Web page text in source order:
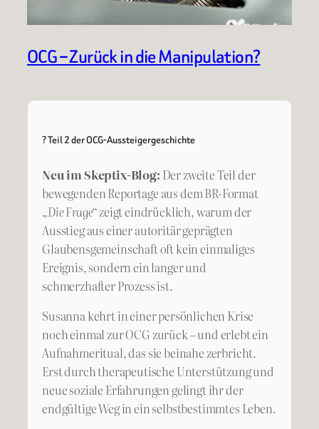
OCG – Zurück in die Manipulation?
? Teil 2 der OCG-Aussteigergeschichte
Neu im Skeptix-Blog: Der zweite Teil der
bewegenden Reportage aus dem BR-Format
„Die Frage“zeigt eindrücklich, warum der
Ausstieg aus einer autoritär geprägten
Glaubensgemeinschaft oft kein einmaliges
Ereignis, sondern ein langer und
schmerzhafter Prozess ist.
Susanna kehrt in einer persönlichen Krise
noch einmal zur OCG zurück – und erlebt ein
Aufnahmeritual, das sie beinahe zerbricht.
Erst durch therapeutische Unterstützung und
neue soziale Erfahrungen gelingt ihr der
endgültige Weg in ein selbstbestimmtes Leben.